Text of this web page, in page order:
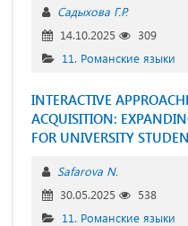
Садыхова Г.Р.
14.10.2025
309
11. Романские языки
INTERACTIVE
ACQUISITION:
FOR UNIVERSITY
Safarova N.
30.05.2025
538
11. Романские языки